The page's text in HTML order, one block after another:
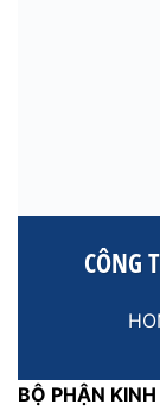
CÔNG
BỘ PHẬN